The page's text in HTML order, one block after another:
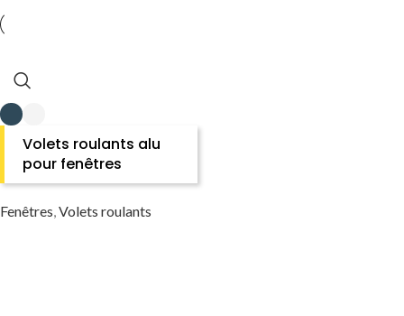
Volets roulants alu
pour fenêtres
Fenêtres,Volets roulants